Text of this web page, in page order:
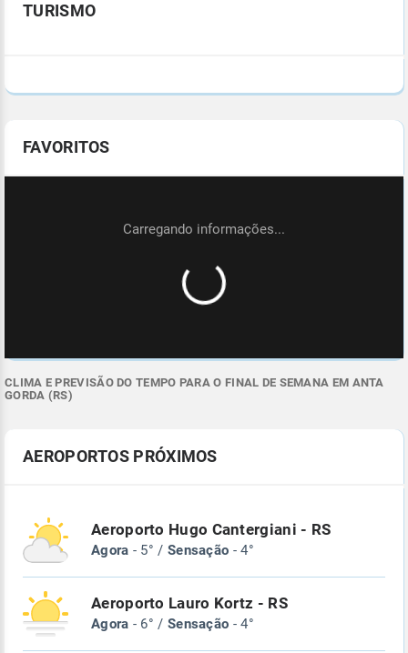
TURISMO
FAVORITOS
CLIMA E PREVISÃO DO TEMPO PARA O FINAL DE SEMANA EM ANTA
GORDA (RS)
AEROPORTOS PRÓXIMOS
Aeroporto Hugo Cantergiani - RS
Agora - 5° / Sensação - 4°
Aeroporto Lauro Kortz - RS
Agora - 6° / Sensação - 4°